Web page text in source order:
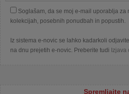
Soglašam, da se moj e-mail uporablja za
kolekcijah, posebnih ponudbah in popustih.
Iz sistema e-novic se lahko kadarkoli
na dnu prejetih e-novic. Preberite tudi Izjava
Spremljajte